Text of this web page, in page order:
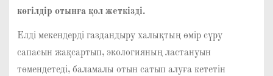
көгілдір отынға қол жеткізді.
Елді мекендерді газдандыру халықтың өмір сүру
сапасын жақсартып, экологияның ластануын
төмендетеді, баламалы отын сатып алуға кететін